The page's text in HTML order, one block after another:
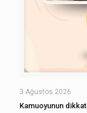
3 Ağustos 2026
Kamuoyunun